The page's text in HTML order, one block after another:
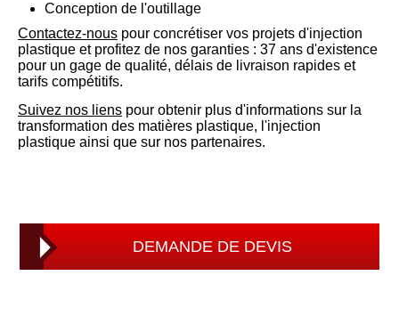
Conception de l'outillage
Contactez-nous pour concrétiser vos projets d'injection
plastique et profitez de nos garanties : 37 ans d'existence
pour un gage de qualité, délais de livraison rapides et
tarifs compétitifs.
Suivez nos liens pour obtenir plus d'informations sur la
transformation des matières plastique, l'injection
plastique ainsi que sur nos partenaires.
DEMANDE DE DEVIS